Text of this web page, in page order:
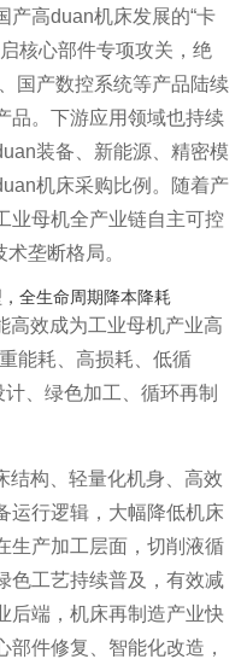
产高duan机床发展的“卡
核心部件专项攻关，绝
国产数控系统等产品陆续
品。下游应用领域也持续
装备、新能源、精密模
机床采购比例。随着产
业母机全产业链自主可控
垄断格局。
全生命周期降本降耗
高效成为工业母机产业高
能耗、高损耗、低循
、绿色加工、循环再制
结构、轻量化机身、高效
运行逻辑，大幅降低机床
生产加工层面，切削液循
色工艺持续普及，有效减
后端，机床再制造产业快
件修复、智能化改造，